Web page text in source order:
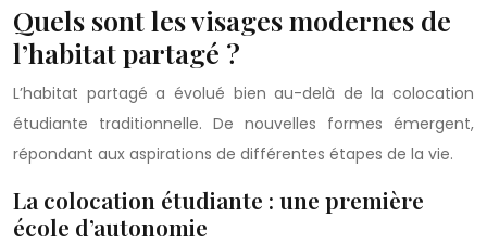
Quels sont les visages modernes de
l’habitat partagé ?
L’habitat partagé a évolué bien au-delà de la colocation
étudiante traditionnelle. De nouvelles formes émergent,
répondant aux aspirations de différentes étapes de la vie.
La colocation étudiante : une première
école d’autonomie